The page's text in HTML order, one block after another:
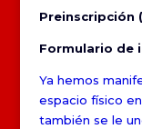
Preinscripción
Formulario de
Ya hemos
espacio físico
también se le